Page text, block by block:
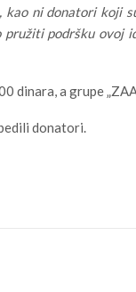
kao ni donatori koji
pružiti podršku ovoj
dinara, a grupe
donatori.